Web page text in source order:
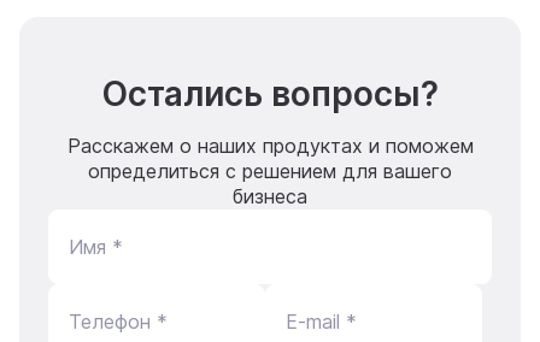
Остались вопросы?
Расскажем о наших продуктах и поможем
определиться с решением для вашего
бизнеса
Имя *
Телефон * E-mail *